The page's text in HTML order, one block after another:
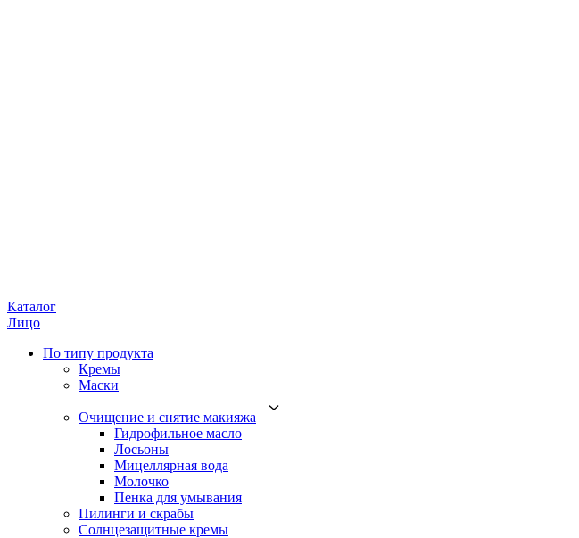
Каталог
Лицо
По типу продукта
Кремы
Маски
Очищение и снятие макияжа
Гидрофильное масло
Лосьоны
Мицеллярная вода
Молочко
Пенка для умывания
Пилинги и скрабы
Солнцезащитные кремы